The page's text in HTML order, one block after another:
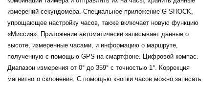
измерений секундомера. Специальное приложение G-SHOCK,
упрощающее настройку часов, также включает новую функцию
«Миссия». Приложение автоматически записывает данные о
высоте, измеренные часами, и информацию о маршруте,
полученную с помощью GPS на смартфоне. Цифровой компас.
Диапазон измерения от 0° до 359° с точностью 1°. Коррекция
магнитного склонения. С помощью кнопки часов можно записать